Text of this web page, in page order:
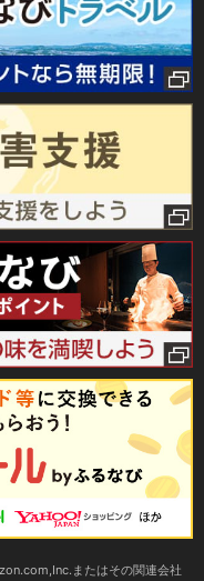
またはその関連会社